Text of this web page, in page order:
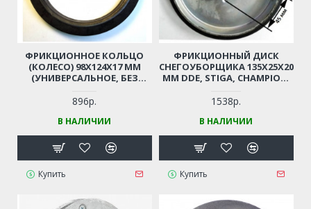
ФРИКЦИОННОЕ КОЛЬЦО
(КОЛЕСО) 98X124X17 ММ
(УНИВЕРСАЛЬНОЕ, БЕЗ
СНЕГОУБОРЩИКА
MASTERYARD, CHAMPION,
SUNGARDEN, PROFI, TEXAS,
HUTER, STURM, DDE,
PATRIOT И ДР.
896р.
В НАЛИЧИИ
Купить
ФРИКЦИОННЫЙ ДИСК
СНЕГОУБОРЩИКА 135Х25Х20
ММ DDE, STIGA, CHAMPION,
HELPFER, FORZA, НЕВА И ПР.
1538р.
В НАЛИЧИИ
Купить